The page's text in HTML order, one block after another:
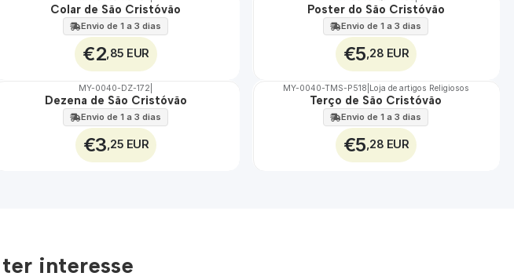
Colar de São Cristóvão
Envio de 1 a 3 dias
€2 ,85 EUR
Poster do São Cristóvão
Envio de 1 a 3 dias
€5 ,28 EUR
MY-0040-DZ-172
Dezena de São Cristóvão
Envio de 1 a 3 dias
€3 ,25 EUR
MY-0040-TMS-P518 Loja de artigos Religiosos
Terço de São Cristóvão
Envio de 1 a 3 dias
€5 ,28 EUR
interesse